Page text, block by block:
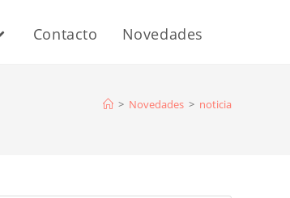
Contacto Novedades
> Novedades > noticia